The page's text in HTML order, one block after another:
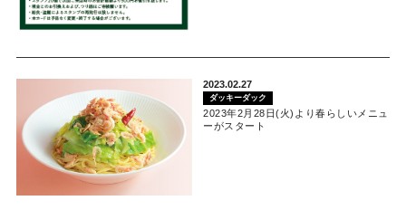
2023.02.27
ダッキーダック
2023年2月28日(火)より春らしいメニュ
ーがスタート